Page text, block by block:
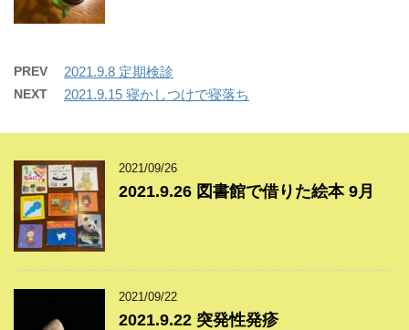
PREV 2021.9.8 定期検診
NEXT 2021.9.15 寝かしつけで寝落ち
2021/09/26
2021.9.26 図書館で借りた絵本 9月
2021/09/22
2021.9.22 突発性発疹